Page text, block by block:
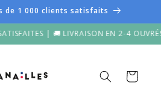
de 1 000 clients satisfaits
| 🚚 LIVRAISON EN 2-4 OUVRÉS
Panier